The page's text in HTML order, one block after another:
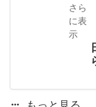
さら
に表
示